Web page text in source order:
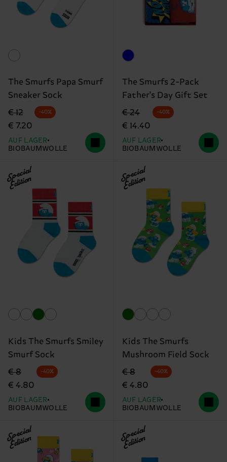
The Smurfs Papa Smurf
Sneaker Sock
Originalpreis
€ 12
Reduzierter Preis
€ 7.20
-40%
AUF LAGER
BIOBAUMWOLLE
The Smurfs 2-Pack
Father's Day Gift Set
Originalpreis
€ 24
Reduzierter Preis
€ 14.40
-40%
AUF LAGER
BIOBAUMWOLLE
Special
Edition
Kids The Smurfs Smiley
Smurf Sock
Originalpreis
€ 8
Reduzierter Preis
€ 4.80
-40%
AUF LAGER
BIOBAUMWOLLE
Special
Edition
Kids The Smurfs
Mushroom Field Sock
Originalpreis
€ 8
Reduzierter Preis
€ 4.80
-40%
AUF LAGER
BIOBAUMWOLLE
Special
Edition Special
Edition